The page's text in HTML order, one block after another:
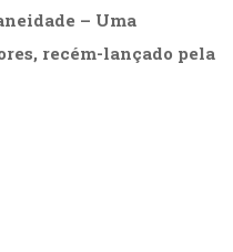
– Uma
recém-lançado pela